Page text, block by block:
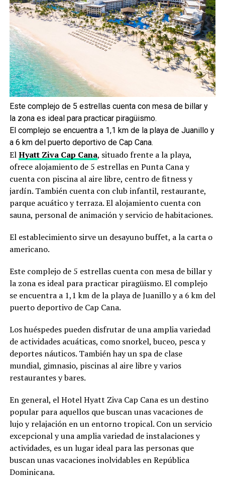
Este complejo de 5 estrellas cuenta con mesa de billar y
la zona es ideal para practicar piragüismo.
El complejo se encuentra a 1,1 km de la playa de Juanillo y
a 6 km del puerto deportivo de Cap Cana.
ElHyatt Ziva Cap Cana, situado frente a la playa,
ofrece alojamiento de 5 estrellas en Punta Cana y
cuenta con piscina al aire libre, centro de fitness y
jardín. También cuenta con club infantil, restaurante,
parque acuático y terraza. El alojamiento cuenta con
sauna, personal de animación y servicio de habitaciones.
El establecimiento sirve un desayuno buffet, a la carta o
americano.
Este complejo de 5 estrellas cuenta con mesa de billar y
la zona es ideal para practicar piragüismo. El complejo
se encuentra a 1,1 km de la playa de Juanillo y a 6 km del
puerto deportivo de Cap Cana.
Los huéspedes pueden disfrutar de una amplia variedad
de actividades acuáticas, como snorkel, buceo, pesca y
deportes náuticos. También hay un spa de clase
mundial, gimnasio, piscinas al aire libre y varios
restaurantes y bares.
En general, el Hotel Hyatt Ziva Cap Cana es un destino
popular para aquellos que buscan unas vacaciones de
lujo y relajación en un entorno tropical. Con un servicio
excepcional y una amplia variedad de instalaciones y
actividades, es un lugar ideal para las personas que
buscan unas vacaciones inolvidables en República
Dominicana.